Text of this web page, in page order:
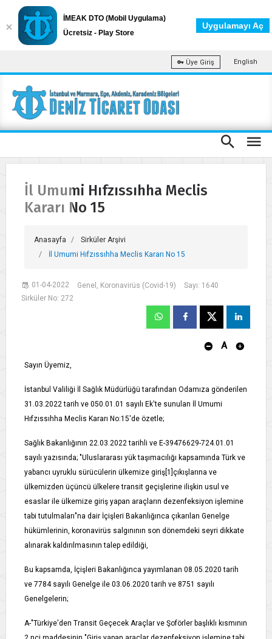
Üye Giriş English
İl Umumi Hıfzıssıhha Meclis
Kararı No 15
Anasayfa
Sirküler Arşivi
İl Umumi Hıfzıssıhha Meclis Kararı No 15
01-04-2022 Genel, Koronavirüs (Covid-19)
Sayı: 1640
Sirküler No: 272
A
Sayın Üyemiz,
İstanbul Valiliği İl Sağlık Müdürlüğü tarafından Odamıza gönderilen
31.03.2022 tarih ve 050.01.01 sayılı Ek'te sunulan İl Umumi
Hıfzıssıhha Meclis Kararı No:15'de özetle;
Sağlık Bakanlığının 22.03.2022 tarihli ve E-39476629-724.01.01
sayılı yazısında; "Uluslararası yük taşımacılığı kapsamında Türk ve
yabancı uyruklu sürücülerin ülkemize giriş[1]çıkışlarına ve
ülkemizden üçüncü ülkelere transit geçişlerine ilişkin usul ve
esaslar ile ülkemize giriş yapan araçların dezenfeksiyon işlemine
tabi tutulmaları"na dair İçişleri Bakanlığınca çıkarılan Genelge
hükümlerinin, koronavirüs salgınının son dönemdeki seyri dikkate
alınarak kaldırılmasının talep edildiği,
Bu kapsamda, İçişleri Bakanlığınca yayımlanan 08.05.2020 tarih
ve 7784 sayılı Genelge ile 03.06.2020 tarih ve 8751 sayılı
Genelgelerin;
A-"Türkiye'den Transit Geçecek Araçlar ve Şoförler başlıklı kısmının
İMEAK DTO (Mobil Uygulama)
Ücretsiz - Play Store
Uygulamayı Aç